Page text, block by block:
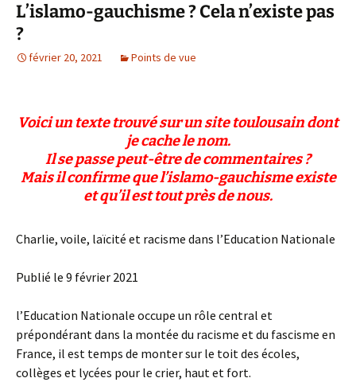
L’islamo-gauchisme ? Cela n’existe pas
?
février 20, 2021 Points de vue
Voici un texte trouvé sur un site toulousain dont
je cachele nom.
Il se passe peut-être de commentaires ?
Mais il confirme quel’islamo-gauchisme existe
et qu’il est tout près de nous.
Charlie, voile, laïcité et racisme dans l’Education Nationale
Publié le 9 février 2021
l’Education Nationale occupe un rôle central et
prépondérant dans la montée du racisme et du fascisme en
France, il est temps de monter sur le toit des écoles,
collèges et lycées pour le crier, haut et fort.